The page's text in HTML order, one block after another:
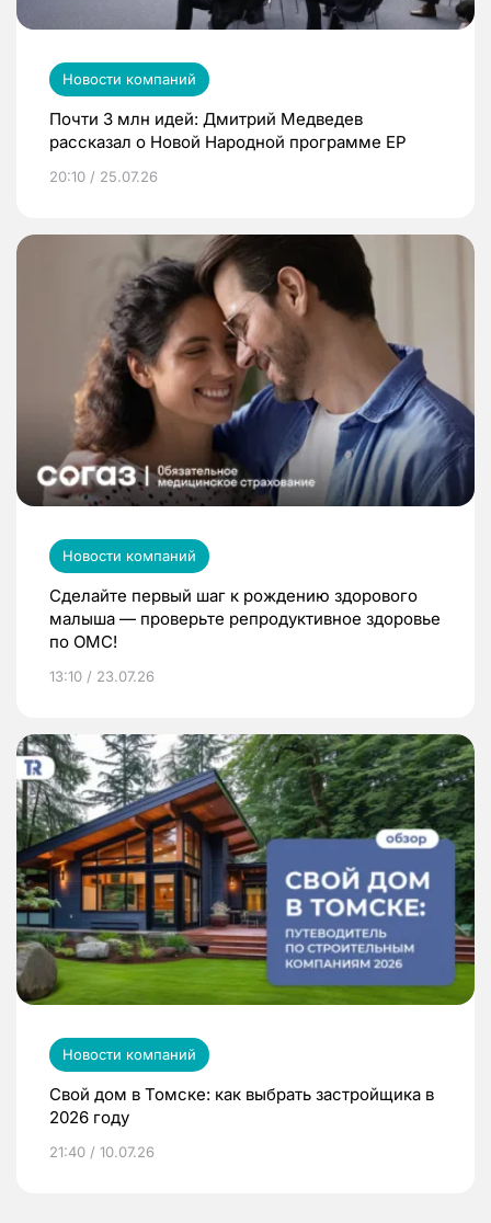
Новости компаний
Почти 3 млн идей: Дмитрий Медведев
рассказал о Новой Народной программе ЕР
20:10 / 25.07.26
Новости компаний
Сделайте первый шаг к рождению здорового
малыша — проверьте репродуктивное здоровье
по ОМС!
13:10 / 23.07.26
Новости компаний
Свой дом в Томске: как выбрать застройщика в
2026 году
21:40 / 10.07.26